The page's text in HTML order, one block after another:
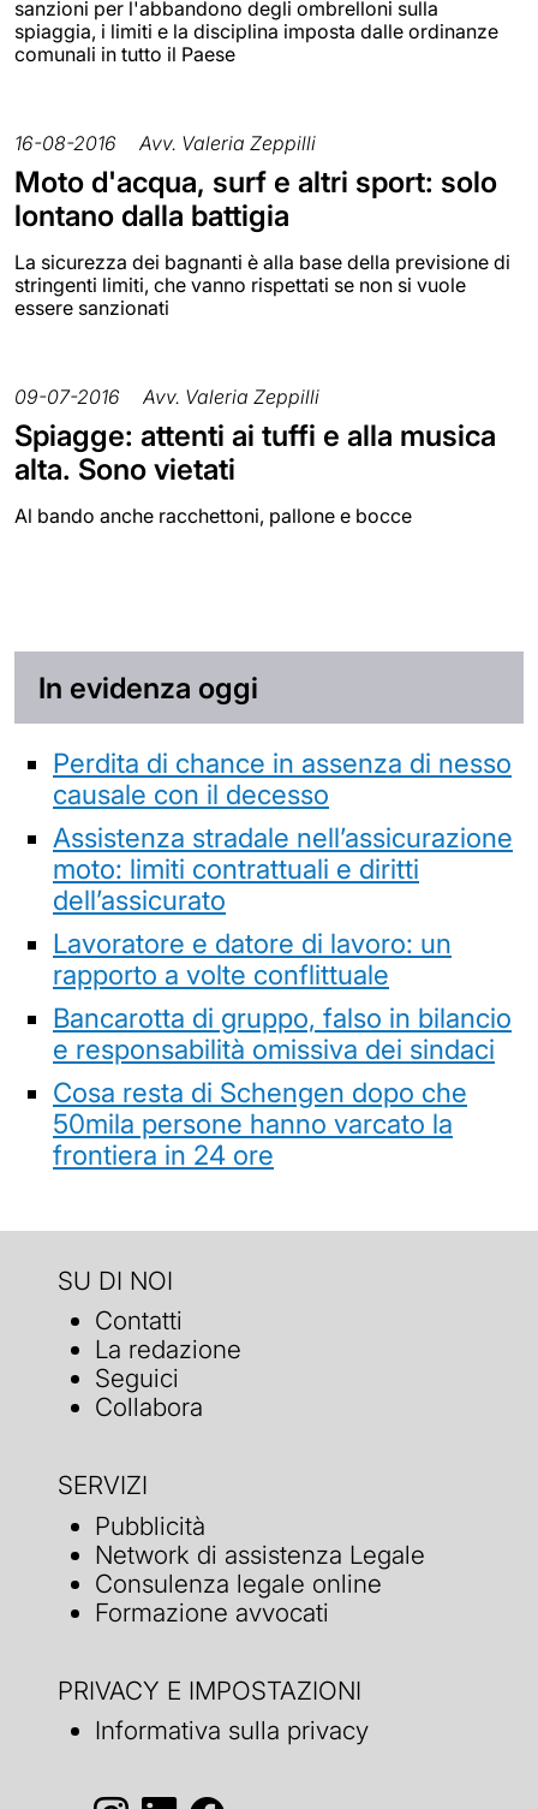
sanzioni per l'abbandono degli ombrelloni sulla
spiaggia, i limiti e la disciplina imposta dalle ordinanze
comunali in tutto il Paese
16-08-2016 Avv. Valeria Zeppilli
Moto d'acqua, surf e altri sport: solo
lontano dalla battigia
La sicurezza dei bagnanti è alla base della previsione di
stringenti limiti, che vanno rispettati se non si vuole
essere sanzionati
09-07-2016 Avv. Valeria Zeppilli
Spiagge: attenti ai tuffi e alla musica
alta. Sono vietati
Al bando anche racchettoni, pallone e bocce
In evidenza oggi
Perdita di chance in assenza di nesso
causale con il decesso
Assistenza stradale nell’assicurazione
moto: limiti contrattuali e diritti
dell’assicurato
Lavoratore e datore di lavoro: un
rapporto a volte conflittuale
Bancarotta di gruppo, falso in bilancio
e responsabilità omissiva dei sindaci
Cosa resta di Schengen dopo che
50mila persone hanno varcato la
frontiera in 24 ore
SU DI NOI
Contatti
La redazione
Seguici
Collabora
SERVIZI
Pubblicità
Network di assistenza Legale
Consulenza legale online
Formazione avvocati
PRIVACY E IMPOSTAZIONI
Informativa sulla privacy